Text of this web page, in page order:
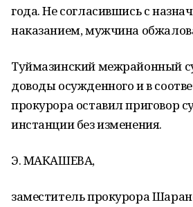
года. Не согласившись с
наказанием, мужчина
Туймазинский межрайонный
доводы осужденного и в
прокурора оставил приговор
инстанции без изменения.
Э. МАКАШЕВА,
заместитель прокурора